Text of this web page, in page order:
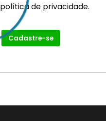
política de privacidade.
Cadastre-se